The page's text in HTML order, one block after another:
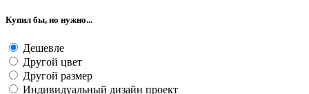
Купил бы, но нужно...
Дешевле
Другой цвет
Другой размер
Индивидуальный дизайн проект